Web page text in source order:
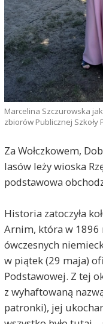
Marcelina Szczurowska
zbiorów Publicznej Szkoły
Za Wołczkowem,
lasów leży wioska
podstawowa
Historia zatoczyła
Arnim, która w 1896
ówczesnych
w piątek (29 maja)
Podstawowej. Z tej
z wyhaftowaną
patronki), jej